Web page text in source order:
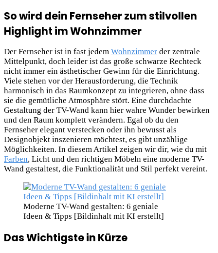
So wird dein Fernseher zum stilvollen
Highlight im Wohnzimmer
Der Fernseher ist in fast jedem Wohnzimmer der zentrale
Mittelpunkt, doch leider ist das große schwarze Rechteck
nicht immer ein ästhetischer Gewinn für die Einrichtung.
Viele stehen vor der Herausforderung, die Technik
harmonisch in das Raumkonzept zu integrieren, ohne dass
sie die gemütliche Atmosphäre stört. Eine durchdachte
Gestaltung der TV-Wand kann hier wahre Wunder bewirken
und den Raum komplett verändern. Egal ob du den
Fernseher elegant verstecken oder ihn bewusst als
Designobjekt inszenieren möchtest, es gibt unzählige
Möglichkeiten. In diesem Artikel zeigen wir dir, wie du mit
Farben, Licht und den richtigen Möbeln eine moderne TV-
Wand gestaltest, die Funktionalität und Stil perfekt vereint.
Moderne TV-Wand gestalten: 6 geniale
Ideen & Tipps [Bildinhalt mit KI erstellt]
Das Wichtigste in Kürze